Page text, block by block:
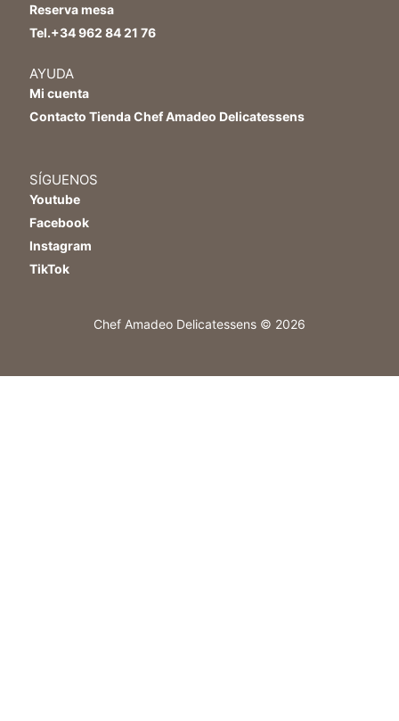
Reserva mesa
Tel.+34 962 84 21 76
AYUDA
Mi cuenta
Contacto Tienda Chef Amadeo Delicatessens
SÍGUENOS
Youtube
Facebook
Instagram
TikTok
Chef Amadeo Delicatessens © 2026